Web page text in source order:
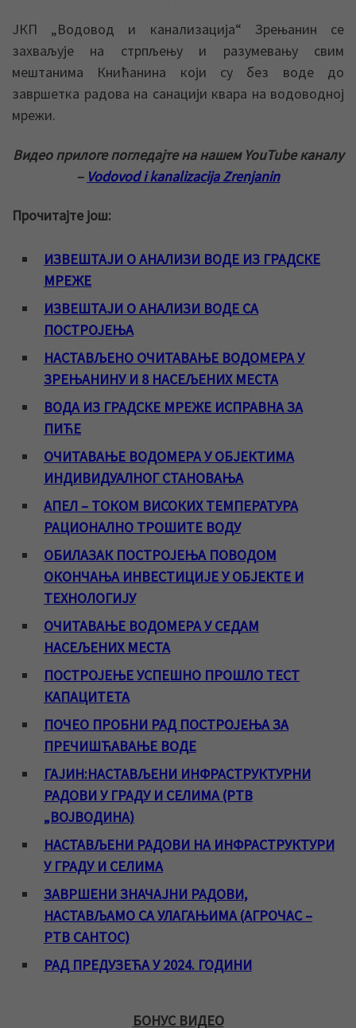
ЈКП „Водовод и канализација“ Зрењанин се
захваљује на стрпљењу и разумевању свим
мештанима Книћанина који су без воде до
завршетка радова на санацији квара на водоводној
мрежи.
Видео прилоге погледајте на нашем YouTube каналу
– Vodovod i kanalizacija Zrenjanin
Прочитајте још:
ИЗВЕШТАЈИ О АНАЛИЗИ ВОДЕ ИЗ ГРАДСКЕ
МРЕЖЕ
ИЗВЕШТАЈИ О АНАЛИЗИ ВОДЕ СА
ПОСТРОЈЕЊА
НАСТАВЉЕНО ОЧИТАВАЊЕ ВОДОМЕРА У
ЗРЕЊАНИНУ И 8 НАСЕЉЕНИХ МЕСТА
ВОДА ИЗ ГРАДСКЕ МРЕЖЕ ИСПРАВНА ЗА
ПИЋЕ
ОЧИТАВАЊЕ ВОДОМЕРА У ОБЈЕКТИМА
ИНДИВИДУАЛНОГ СТАНОВАЊА
АПЕЛ – ТОКОМ ВИСОКИХ ТЕМПЕРАТУРА
РАЦИОНАЛНО ТРОШИТЕ ВОДУ
ОБИЛАЗАК ПОСТРОЈЕЊА ПОВОДОМ
ОКОНЧАЊА ИНВЕСТИЦИЈЕ У ОБЈЕКТЕ И
ТЕХНОЛОГИЈУ
ОЧИТАВАЊЕ ВОДОМЕРА У СЕДАМ
НАСЕЉЕНИХ МЕСТА
ПОСТРОЈЕЊЕ УСПЕШНО ПРОШЛО ТЕСТ
КАПАЦИТЕТА
ПОЧЕО ПРОБНИ РАД ПОСТРОЈЕЊА ЗА
ПРЕЧИШЋАВАЊЕ ВОДЕ
ГАЈИН:НАСТАВЉЕНИ ИНФРАСТРУКТУРНИ
РАДОВИ У ГРАДУ И СЕЛИМА (РТВ
„ВОЈВОДИНА)
НАСТАВЉЕНИ РАДОВИ НА ИНФРАСТРУКТУРИ
У ГРАДУ И СЕЛИМА
ЗАВРШЕНИ ЗНАЧАЈНИ РАДОВИ,
НАСТАВЉАМО СА УЛАГАЊИМА (АГРОЧАС –
РТВ САНТОС)
РАД ПРЕДУЗЕЋА У 2024. ГОДИНИ
БОНУС ВИДЕО